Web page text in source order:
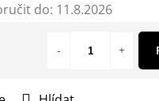
do: 11.8.2026